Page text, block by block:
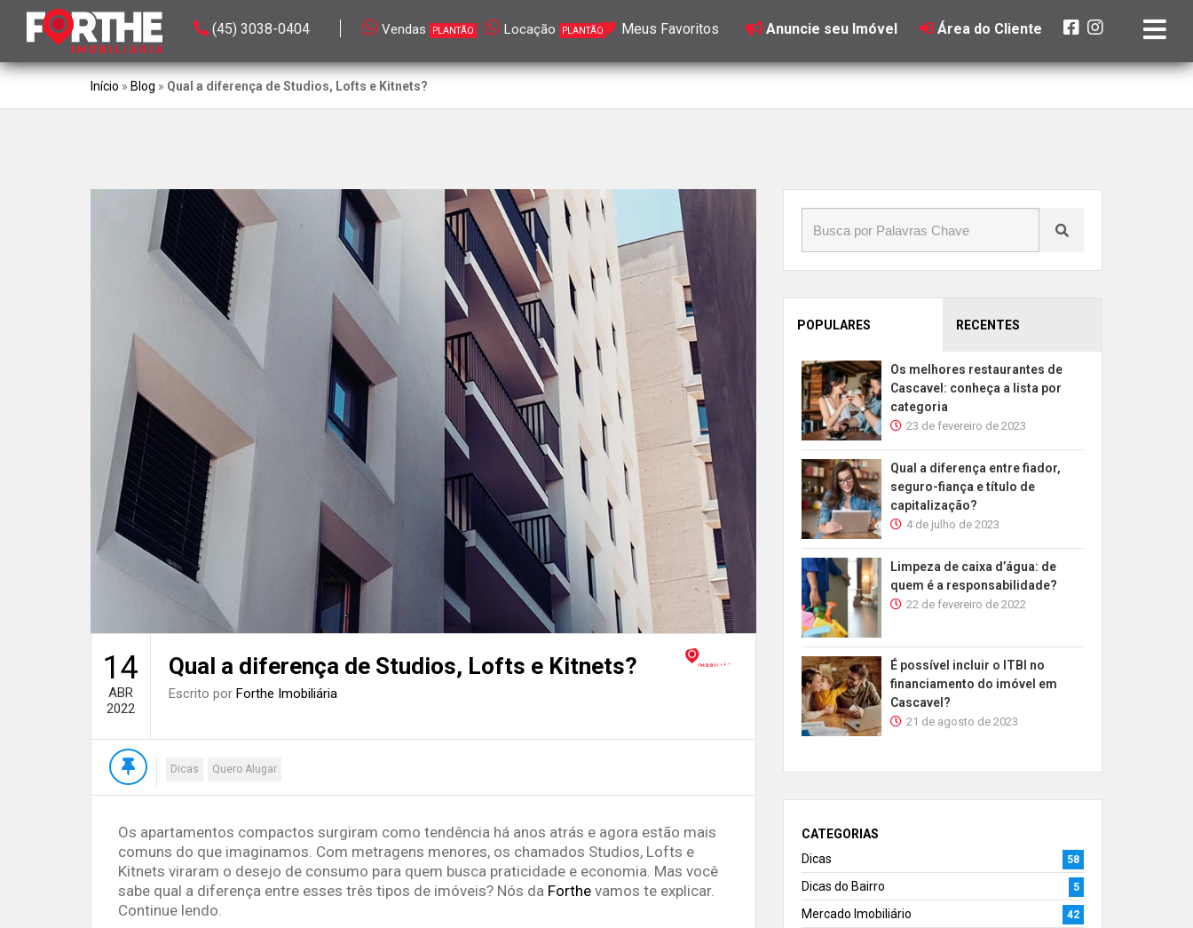
(45) 3038-0404 Vendas PLANTÃO Locação PLANTÃO Meus Favoritos Anuncie seu Imóvel Área do Cliente
Início » Blog » Qual a diferença de Studios, Lofts e Kitnets?
14
ABR
2022
Qual a diferença de Studios, Lofts e Kitnets?
Escrito por Forthe Imobiliária
Dicas Quero Alugar
Os apartamentos compactos surgiram como tendência há anos atrás e agora estão mais
comuns do que imaginamos. Com metragens menores, os chamados Studios, Lofts e
Kitnets viraram o desejo de consumo para quem busca praticidade e economia. Mas você
sabe qual a diferença entre esses três tipos de imóveis? Nós da Forthe vamos te explicar.
Continue lendo.
POPULARES RECENTES
Os melhores restaurantes de
Cascavel: conheça a lista por
categoria
23 de fevereiro de 2023
Qual a diferença entre fiador,
seguro-fiança e título de
capitalização?
4 de julho de 2023
Limpeza de caixa d’água: de
quem é a responsabilidade?
22 de fevereiro de 2022
É possível incluir o ITBI no
financiamento do imóvel em
Cascavel?
21 de agosto de 2023
CATEGORIAS
Dicas
58
Dicas do Bairro 5
Mercado Imobiliário 42